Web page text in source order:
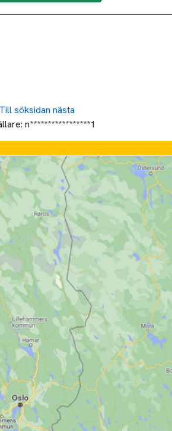
Till söksidan nästa
n*****************1